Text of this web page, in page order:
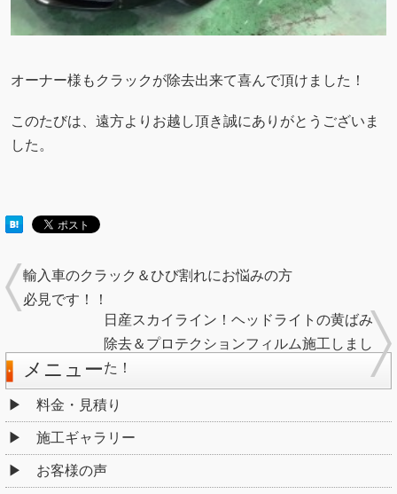
オーナー様もクラックが除去出来て喜んで頂けました！
このたびは、遠方よりお越し頂き誠にありがとうございま
した。
輸入車のクラック＆ひび割れにお悩みの方
必見です！！
日産スカイライン！ヘッドライトの黄ばみ
除去＆プロテクションフィルム施工しまし
た！
メニュー
料金・見積り
施工ギャラリー
お客様の声